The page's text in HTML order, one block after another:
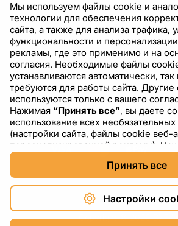
Copyright © 2026
RU USD - US
Мы используем файлы cookie и
технологии для обеспечения
сайта, а также для анализа трафика,
функциональности и
рекламы, где это применимо и на
согласия. Необходимые файлы
устанавливаются автоматически, так
требуются для работы сайта.
используются только с вашего
Нажимая “Принять все”, вы даете
использование всех
(настройки сайта, файлы cookie веб-
персонализированной рекламы).
“Отклонить все”
необходимые файлы cookie. Нажимая
cookie”, вы можете выбрать, какие
cookie разрешить или отключить. Вы
изменить или отозвать свое
через ссылку “Настройки cookie” в
Принять все
Настройки